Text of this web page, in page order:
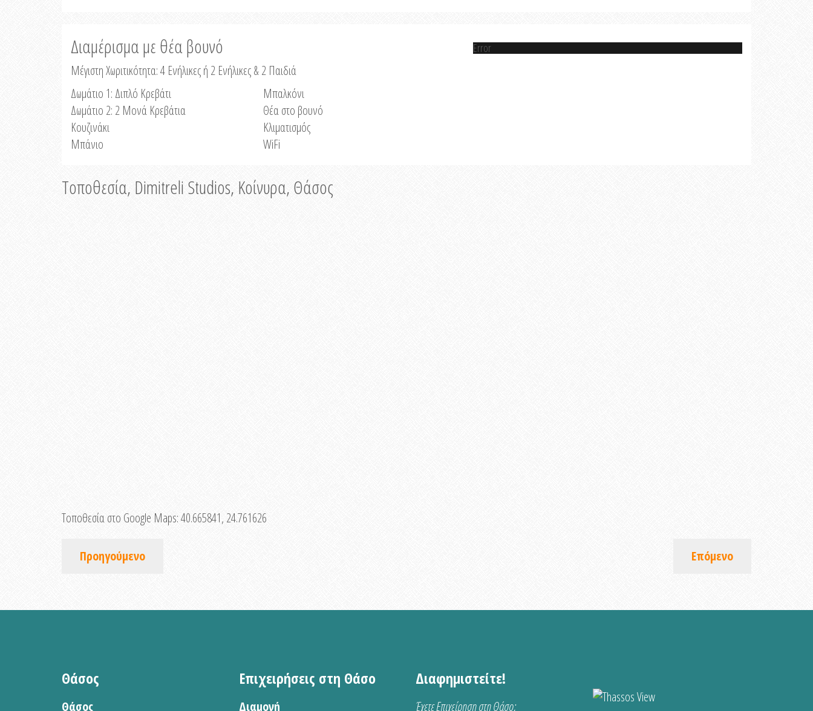
Διαμέρισμα με θέα βουνό
Μέγιστη Χωριτικότητα: 4 Ενήλικες ή 2 Ενήλικες & 2 Παιδιά
Δωμάτιο 1: Διπλό Κρεβάτι
Δωμάτιο 2: 2 Μονά Κρεβάτια
Κουζινάκι
Μπάνιο
Μπαλκόνι
Θέα στο βουνό
Κλιματισμός
WiFi
Error
Τοποθεσία, Dimitreli Studios, Κοίνυρα, Θάσος
Τοποθεσία στο Google Maps:40.665841, 24.761626
Προηγούμενο Επόμενο
Θάσος
Θάσος
Επιχειρήσεις στη Θάσο
Διαμονή
Διαφημιστείτε!
Έχετε Επιχείρηση στη Θάσο;